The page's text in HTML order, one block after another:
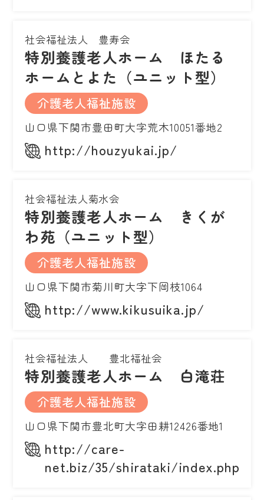
社会福祉法人 豊寿会
特別養護老人ホーム ほたる
ホームとよた（ユニット型）
介護老人福祉施設
山口県下関市豊田町大字荒木10051番地2
http://houzyukai.jp/
社会福祉法人菊水会
特別養護老人ホーム きくが
わ苑（ユニット型）
介護老人福祉施設
山口県下関市菊川町大字下岡枝1064
http://www.kikusuika.jp/
社会福祉法人 豊北福祉会
特別養護老人ホーム 白滝荘
介護老人福祉施設
山口県下関市豊北町大字田耕12426番地1
http://care-
net.biz/35/shirataki/index.php